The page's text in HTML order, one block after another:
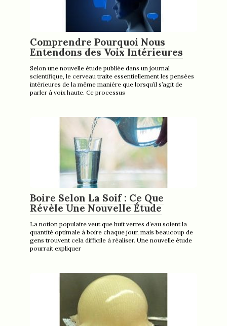
Comprendre Pourquoi Nous
Entendons des Voix Intérieures
Selon une nouvelle étude publiée dans un journal
scientifique, le cerveau traite essentiellement les pensées
intérieures de la même manière que lorsqu’il s’agit de
parler à voix haute. Ce processus
Boire Selon La Soif : Ce Que
Révèle Une Nouvelle Étude
La notion populaire veut que huit verres d’eau soient la
quantité optimale à boire chaque jour, mais beaucoup de
gens trouvent cela difficile à réaliser. Une nouvelle étude
pourrait expliquer